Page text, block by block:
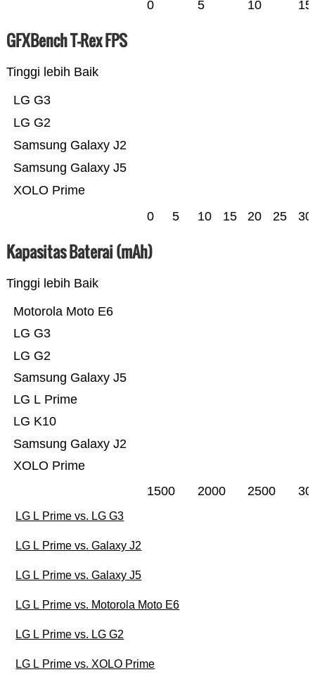
0 5 10 15
GFXBench T-Rex FPS
Tinggi lebih Baik
XOLO Prime
Samsung Galaxy J5
Samsung Galaxy J2
LG G2
LG G3
0 5 10 15 20 25 30
Kapasitas Baterai (mAh)
Tinggi lebih Baik
XOLO Prime
Samsung Galaxy J2
LG K10
LG L Prime
Samsung Galaxy J5
LG G2
LG G3
Motorola Moto E6
1500 2000 2500
LG L Prime vs. LG G3
LG L Prime vs. Galaxy J2
LG L Prime vs. Galaxy J5
LG L Prime vs. Motorola Moto E6
LG L Prime vs. LG G2
LG L Prime vs. XOLO Prime